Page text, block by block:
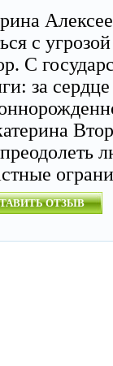
с
С
за
ОТЗЫВ